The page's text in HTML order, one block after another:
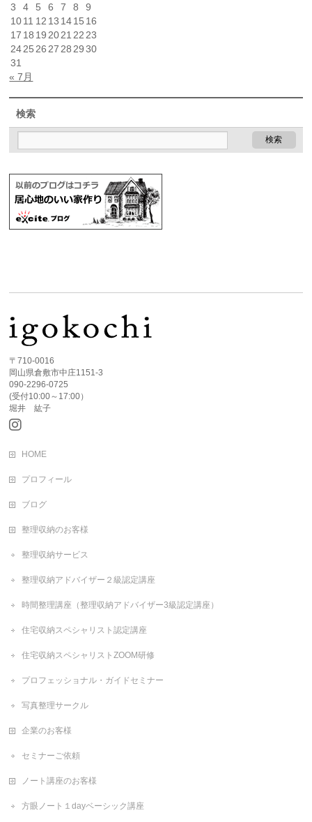
3
4 5 6 7 8
9
1011 12 13 1415 16
17 18 19 2021 22 23
2425 26 27 28 29 30
31
« 7月
検索
〒710-0016
岡山県倉敷市中庄1151-3
090-2296-0725
(受付10:00～17:00）
堀井 紘子
HOME
プロフィール
ブログ
整理収納のお客様
整理収納サービス
整理収納アドバイザー２級認定講座
時間整理講座（整理収納アドバイザー3級認定講座）
住宅収納スペシャリスト認定講座
住宅収納スペシャリストZOOM研修
プロフェッショナル・ガイドセミナー
写真整理サークル
企業のお客様
セミナーご依頼
ノート講座のお客様
方眼ノート１dayベーシック講座